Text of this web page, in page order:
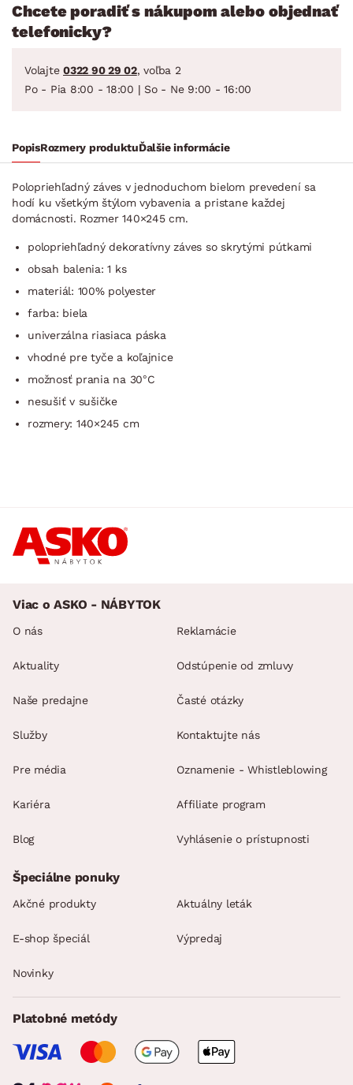
Chcete poradiť s nákupom alebo objednať
telefonicky?
Volajte 0322 90 29 02, voľba 2
Po - Pia 8:00 - 18:00 | So - Ne 9:00 - 16:00
PopisRozmery produktuĎalšie informácie
Polopriehľadný záves v jednoduchom bielom prevedení sa
hodí ku všetkým štýlom vybavenia a pristane každej
domácnosti. Rozmer 140×245 cm.
polopriehľadný dekoratívny záves so skrytými pútkami
obsah balenia: 1 ks
materiál: 100% polyester
farba: biela
univerzálna riasiaca páska
vhodné pre tyče a koľajnice
možnosť prania na 30°C
nesušiť v sušičke
rozmery: 140×245 cm
Viac o ASKO - NÁBYTOK
O nás
Aktuality
Naše predajne
Služby
Pre média
Kariéra
Blog
Reklamácie
Odstúpenie od zmluvy
Časté otázky
Kontaktujte nás
Oznamenie - Whistleblowing
Affiliate program
Vyhlásenie o prístupnosti
Špeciálne ponuky
Akčné produkty Aktuálny leták
E-shop špeciál Výpredaj
Novinky
Platobné metódy